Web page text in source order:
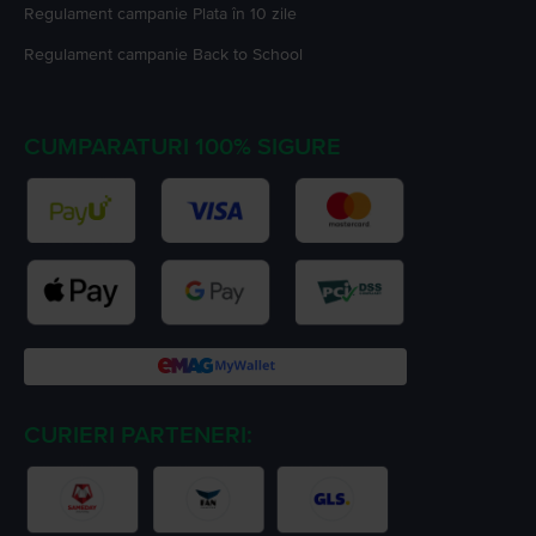
Regulament campanie Plata în 10 zile
Regulament campanie Back to School
CUMPARATURI 100% SIGURE
CURIERI PARTENERI: